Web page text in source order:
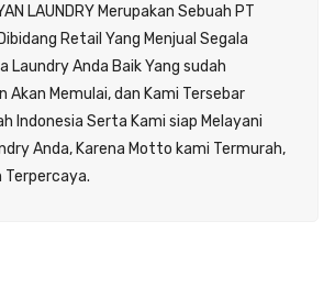
LAUNDRY Merupakan Sebuah PT
Retail Yang Menjual Segala
Laundry Anda Baik Yang sudah
Akan Memulai, dan Kami Tersebar
Indonesia Serta Kami siap Melayani
Anda, Karena Motto kami Termurah,
Terpercaya.